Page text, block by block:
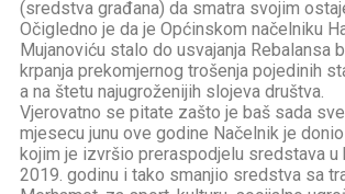
(sredstva građana) da smatra svojim
Očigledno je da je Općinskom načelniku
Mujanoviću stalo do usvajanja Rebalansa
krpanja prekomjernog trošenja pojedinih
a na štetu najugroženijih slojeva društva.
Vjerovatno se pitate zašto je baš sada
mjesecu junu ove godine Načelnik je
kojim je izvršio preraspodjelu sredstava u
2019. godinu i tako smanjio sredstva sa